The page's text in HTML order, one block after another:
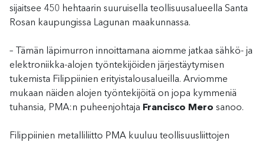
sijaitsee 450 hehtaarin suuruisella teollisuusalueella Santa
Rosan kaupungissa Lagunan maakunnassa.
– Tämän läpimurron innoittamana aiomme jatkaa sähkö- ja
elektroniikka-alojen työntekijöiden järjestäytymisen
tukemista Filippiinien erityistalousalueilla. Arviomme
mukaan näiden alojen työntekijöitä on jopa kymmeniä
tuhansia, PMA:n puheenjohtaja Francisco Mero sanoo.
Filippiinien metalliliitto PMA kuuluu teollisuusliittojen